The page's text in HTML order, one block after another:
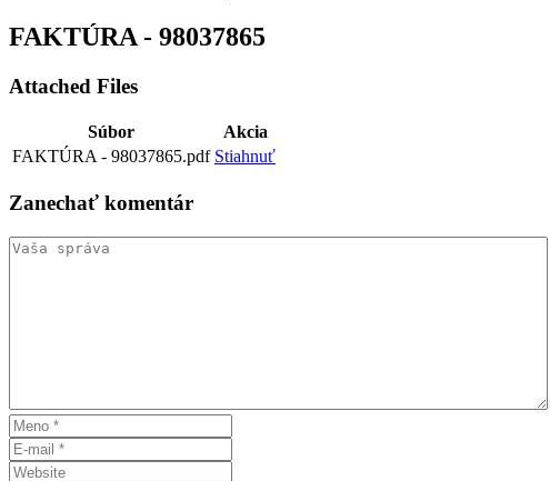
FAKTÚRA - 98037865
Attached Files
Súbor
Akcia
FAKTÚRA - 98037865.pdf Stiahnuť
Zanechať komentár